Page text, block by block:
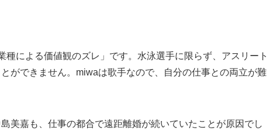
による価値観のズレ」です。水泳選手に限らず、アスリート
ができません。miwaは歌手なので、自分の仕事との両立が難
美嘉も、仕事の都合で遠距離婚が続いていたことが原因でし